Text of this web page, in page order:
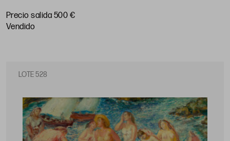
Precio salida 500 €
vendido
LOTE 528